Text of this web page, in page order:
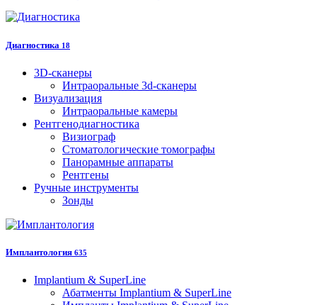
Диагностика 18
3D-сканеры
Интраоральные 3d-сканеры
Визуализация
Интраоральные камеры
Рентгенодиагностика
Визиограф
Стоматологические томографы
Панорамные аппараты
Рентгены
Ручные инструменты
Зонды
Имплантология 635
Implantium & SuperLine
Абатменты Implantium & SuperLine